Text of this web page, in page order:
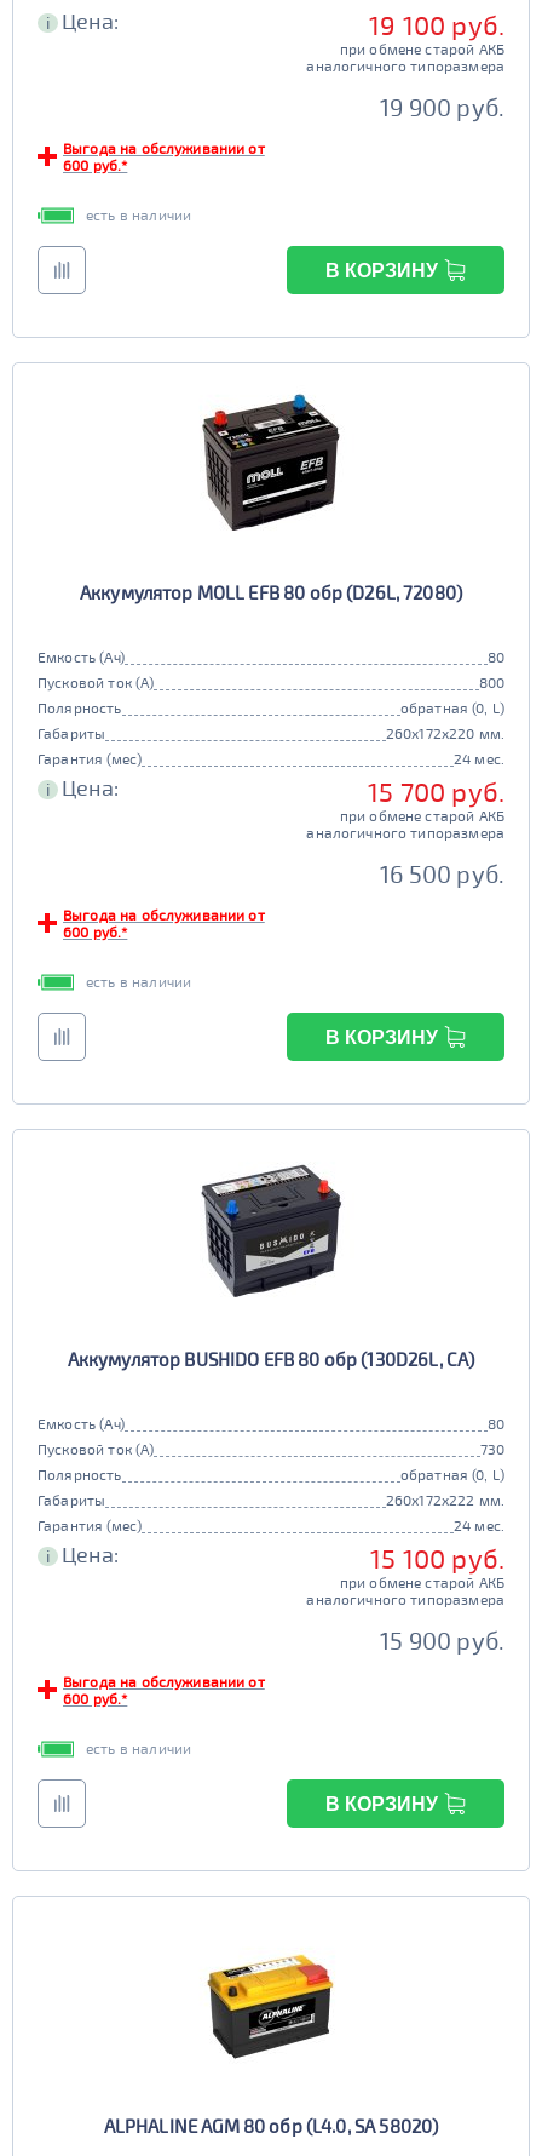
i Цена: 19 100 руб.
при обмене старой АКБ
аналогичного типоразмера
19 900 руб.
Выгода на обслуживании от
600 руб.*
есть в наличии
В КОРЗИНУ
Аккумулятор MOLL EFB 80 обр (D26L, 72080)
Емкость (Ач)
80
Пусковой ток (А)
800
Полярность
обратная (0, L)
Габариты
260x172x220 мм.
Гарантия (мес)
24 мес.
i Цена: 15 700 руб.
при обмене старой АКБ
аналогичного типоразмера
16 500 руб.
Выгода на обслуживании от
600 руб.*
есть в наличии
В КОРЗИНУ
Аккумулятор BUSHIDO EFB 80 обр (130D26L, CA)
Емкость (Ач)
80
Пусковой ток (А)
730
Полярность
обратная (0, L)
Габариты
260x172x222 мм.
Гарантия (мес)
24 мес.
i Цена: 15 100 руб.
при обмене старой АКБ
аналогичного типоразмера
15 900 руб.
Выгода на обслуживании от
600 руб.*
есть в наличии
В КОРЗИНУ
ALPHALINE AGM 80 обр (L4.0, SA 58020)